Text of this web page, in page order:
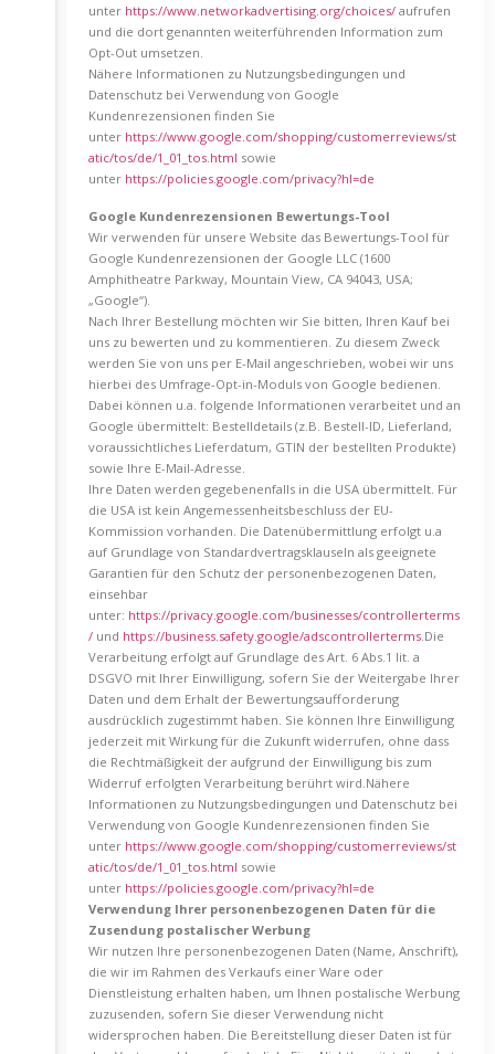
unter https://www.networkadvertising.org/choices/ aufrufen
und die dort genannten weiterführenden Information zum
Opt-Out umsetzen.
Nähere Informationen zu Nutzungsbedingungen und
Datenschutz bei Verwendung von Google
Kundenrezensionen finden Sie
unter https://www.google.com/shopping/customerreviews/st
atic/tos/de/1_01_tos.html sowie
unter https://policies.google.com/privacy?hl=de
Google Kundenrezensionen Bewertungs-Tool
Wir verwenden für unsere Website das Bewertungs-Tool für
Google Kundenrezensionen der Google LLC (1600
Amphitheatre Parkway, Mountain View, CA 94043, USA;
„Google“).
Nach Ihrer Bestellung möchten wir Sie bitten, Ihren Kauf bei
uns zu bewerten und zu kommentieren. Zu diesem Zweck
werden Sie von uns per E-Mail angeschrieben, wobei wir uns
hierbei des Umfrage-Opt-in-Moduls von Google bedienen.
Dabei können u.a. folgende Informationen verarbeitet und an
Google übermittelt: Bestelldetails (z.B. Bestell-ID, Lieferland,
voraussichtliches Lieferdatum, GTIN der bestellten Produkte)
sowie Ihre E-Mail-Adresse.
Ihre Daten werden gegebenenfalls in die USA übermittelt. Für
die USA ist kein Angemessenheitsbeschluss der EU-
Kommission vorhanden. Die Datenübermittlung erfolgt u.a
auf Grundlage von Standardvertragsklauseln als geeignete
Garantien für den Schutz der personenbezogenen Daten,
einsehbar
unter: https://privacy.google.com/businesses/controllerterms
/ und https://business.safety.google/adscontrollerterms .Die
Verarbeitung erfolgt auf Grundlage des Art. 6 Abs.1 lit. a
DSGVO mit Ihrer Einwilligung, sofern Sie der Weitergabe Ihrer
Daten und dem Erhalt der Bewertungsaufforderung
ausdrücklich zugestimmt haben. Sie können Ihre Einwilligung
jederzeit mit Wirkung für die Zukunft widerrufen, ohne dass
die Rechtmäßigkeit der aufgrund der Einwilligung bis zum
Widerruf erfolgten Verarbeitung berührt wird.Nähere
Informationen zu Nutzungsbedingungen und Datenschutz bei
Verwendung von Google Kundenrezensionen finden Sie
unter https://www.google.com/shopping/customerreviews/st
atic/tos/de/1_01_tos.html sowie
unter https://policies.google.com/privacy?hl=de
Verwendung Ihrer personenbezogenen Daten für die
Zusendung postalischer Werbung
Wir nutzen Ihre personenbezogenen Daten (Name, Anschrift),
die wir im Rahmen des Verkaufs einer Ware oder
Dienstleistung erhalten haben, um Ihnen postalische Werbung
zuzusenden, sofern Sie dieser Verwendung nicht
widersprochen haben. Die Bereitstellung dieser Daten ist für